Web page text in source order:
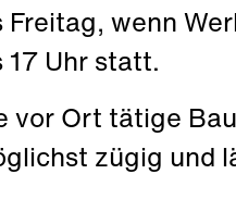
Freitag, wenn
17 Uhr statt.
vor Ort tätige
zügig und